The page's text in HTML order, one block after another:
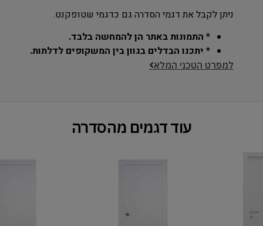
ניתן לקבל את דגמי הסדרה גם כדגמי שטופקנט.
* התמונות באתר הן להמחשה בלבד.
* יתכנו הבדלים בגוון בין המשקופים לדלתות.
למפרט הטכני המלא
עוד דגמים מהסדרה